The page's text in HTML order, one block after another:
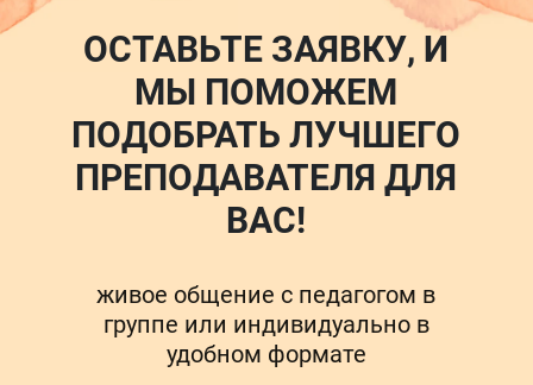
ОСТАВЬТЕ ЗАЯВКУ, И
МЫ ПОМОЖЕМ
ПОДОБРАТЬ ЛУЧШЕГО
ПРЕПОДАВАТЕЛЯ ДЛЯ
ВАС!
живое общение с педагогом в
группе или индивидуально в
удобном формате